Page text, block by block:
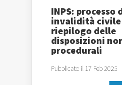
INPS: processo
invalidità civile
riepilogo delle
disposizioni
procedurali
Pubblicato il 17 Feb 2025